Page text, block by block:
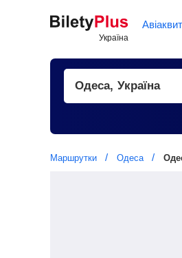
Маршрутки Одеса